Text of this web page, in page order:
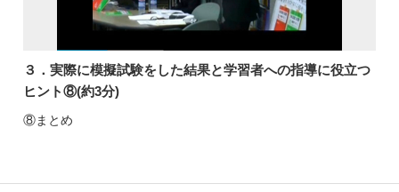
３．実際に模擬試験をした結果と学習者への指導に役立つ
ヒント⑧(約3分)
⑧まとめ